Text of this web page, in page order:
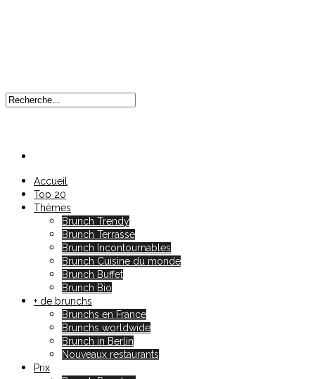
Accueil
Top 20
Thèmes
Brunch Trendy
Brunch Terrasse
Brunch Incontournables
Brunch Cuisine du monde
Brunch Buffet
Brunch Bio
+ de brunchs
Brunchs en France
Brunchs worldwide
Brunch in Berlin
Nouveaux restaurants
Prix